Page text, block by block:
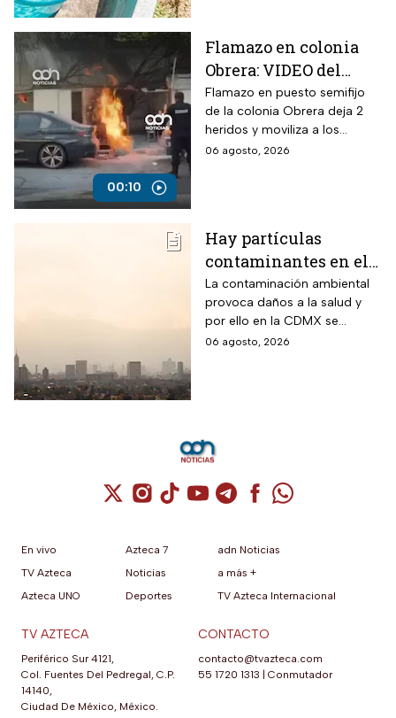
00:10
Flamazo en colonia
Obrera: VIDEO del
siniestro en puesto
semifijo que dejó
heridos
Flamazo en puesto semifijo
de la colonia Obrera deja 2
heridos y moviliza a los
servicios de emergencia en
06 agosto, 2026
Hay partículas
contaminantes en el
ambiente; así está la
calidad del aire hoy
en CDMX
La contaminación ambiental
provoca daños a la salud y
por ello en la CDMX se
monitorea la calidad del aire
06 agosto, 2026
Cuenta de X / Twitter (se abre en una
Cuenta de Instagram (se abre en una
Cuenta de TikTok (se abre en
Cuenta de YouTube (se abre
Cuenta de Telegram (se
Cuenta de
Cuenta de
En vivo
TV Azteca
Azteca UNO
Azteca 7
Noticias
Deportes
adn Noticias
a más +
TV Azteca Internacional
TV AZTECA
Periférico Sur 4121,
Col. Fuentes Del Pedregal, C.P.
14140,
Ciudad De México, México.
CONTACTO
contacto@tvazteca.com
55 1720 1313
Conmutador